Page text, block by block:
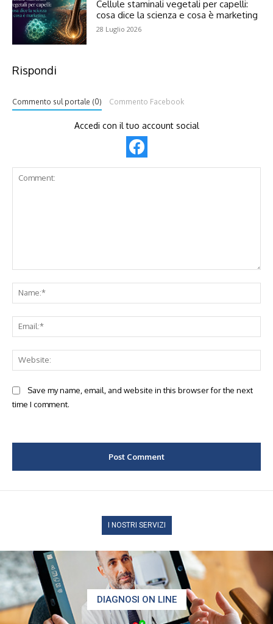
Cellule staminali vegetali per capelli:
cosa dice la scienza e cosa è marketing
28 Luglio 2026
Rispondi
Commento sul portale (0) Commento Facebook
Accedi con il tuo account social
Save my name, email, and website in this browser for the next
time I comment.
I NOSTRI SERVIZI
DIAGNOSI ON LINE